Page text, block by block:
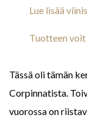
Lue lisää
Tuotteen
Tässä oli tämän
Corpinnatista.
vuorossa on